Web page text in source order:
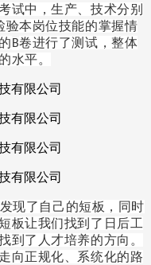
试中，生产、技术分别
验本岗位技能的掌握情
B卷进行了测试，整体
水平。
现了自己的短板，同时
板让我们找到了日后工
到了人才培养的方向。
向正规化、系统化的路